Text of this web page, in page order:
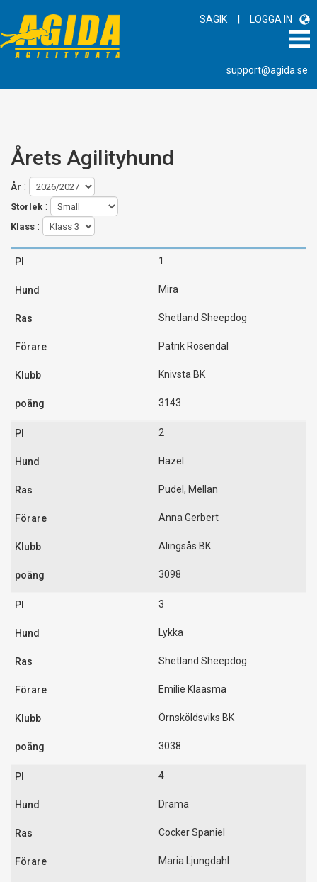
SAGIK | LOGGA IN
support@agida.se
Årets Agilityhund
År :
Storlek :
Klass :
1
Mira
Shetland Sheepdog
Patrik Rosendal
Knivsta BK
3143
2
Hazel
Pudel, Mellan
Anna Gerbert
Alingsås BK
3098
3
Lykka
Shetland Sheepdog
Emilie Klaasma
Örnsköldsviks BK
3038
4
Drama
Cocker Spaniel
Maria Ljungdahl